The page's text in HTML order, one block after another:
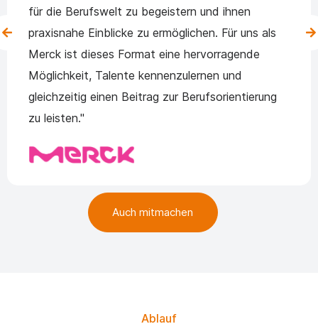
für die Berufswelt zu begeistern und ihnen
praxisnahe Einblicke zu ermöglichen. Für uns als
Merck ist dieses Format eine hervorragende
Möglichkeit, Talente kennenzulernen und
gleichzeitig einen Beitrag zur Berufsorientierung
zu leisten."
Auch mitmachen
Ablauf